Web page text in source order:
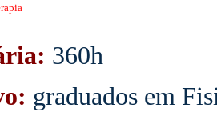
360h
graduados em